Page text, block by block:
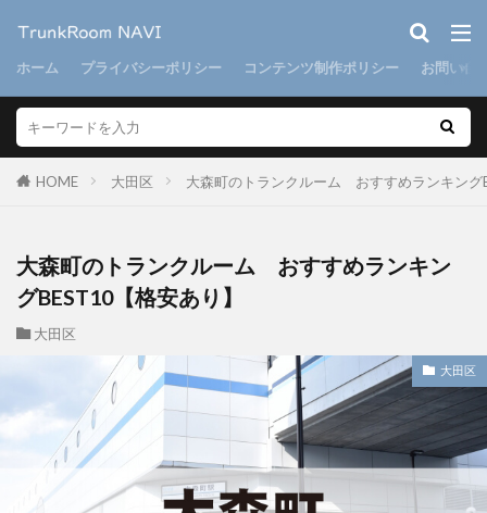
ホーム プライバシーポリシー コンテンツ制作ポリシー お問い合
HOME 大田区 大森町のトランクルーム おすすめランキング
大森町のトランクルーム おすすめランキン
グBEST10【格安あり】
大田区
大田区